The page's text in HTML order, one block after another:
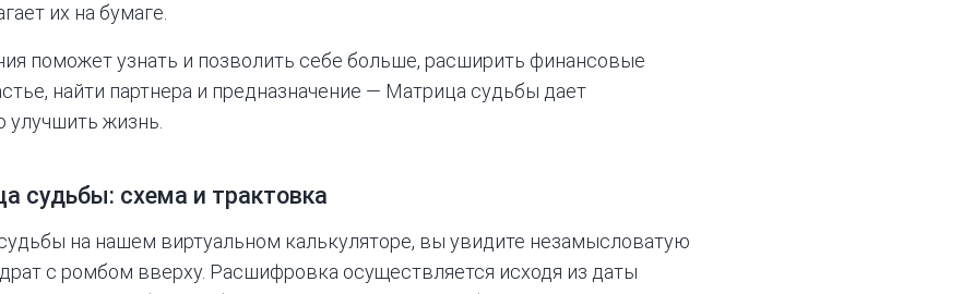
их на бумаге.
поможет узнать и позволить себе больше, расширить финансовые
найти партнера и предназначение — Матрица судьбы дает
улучшить жизнь.
судьбы: схема и трактовка
на нашем виртуальном калькуляторе, вы увидите незамысловатую
с ромбом вверху. Расшифровка осуществляется исходя из даты